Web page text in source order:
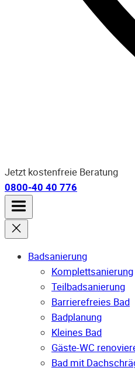
Jetzt kostenfreie Beratung
0800-40 40 776
Badsanierung
Komplettsanierung
Teilbadsanierung
Barrierefreies Bad
Badplanung
Kleines Bad
Gäste-WC
Bad mit